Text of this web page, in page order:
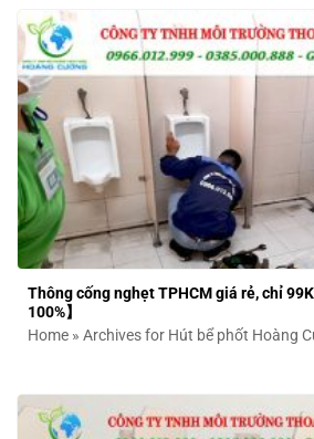
Thông cống nghẹt TPHCM giá rẻ, chỉ
100%】
Home » Archives for Hút bể phốt Hoàng